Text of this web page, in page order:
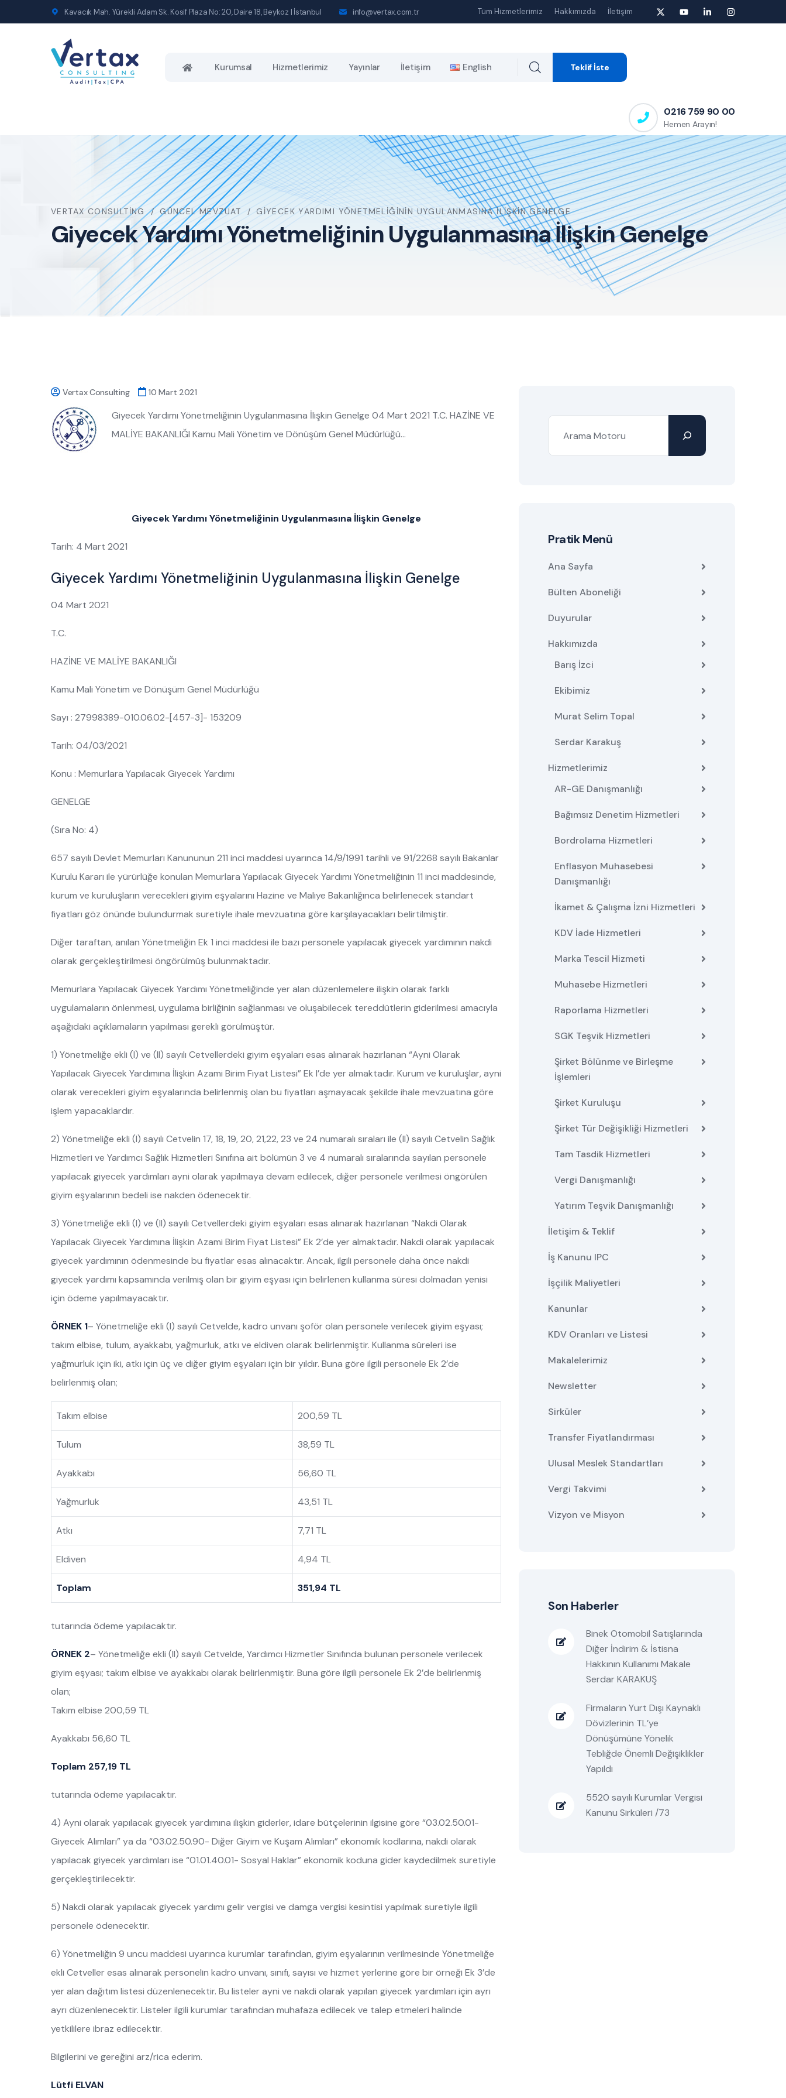
Kavacık Mah. Yürekli Adam Sk. Kosif Plaza No: 20, Daire 18, Beykoz | İstanbul info@vertax.com.tr Tüm Hizmetlerimiz Hakkımızda İletişim
Kurumsal Hizmetlerimiz Yayınlar İletişim English Teklif İste
0216 759 90 00
Hemen Arayın!
VERTAX CONSULTING GÜNCEL MEVZUAT GIYECEK YARDIMI YÖNETMELIĞININ UYGULANMASINA İLIŞKIN GENELGE
Giyecek Yardımı Yönetmeliğinin Uygulanmasına İlişkin Genelge
Vertax Consulting 10 Mart 2021
Giyecek Yardımı Yönetmeliğinin Uygulanmasına İlişkin Genelge 04 Mart 2021 T.C. HAZİNE VE
MALİYE BAKANLIĞI Kamu Mali Yönetim ve Dönüşüm Genel Müdürlüğü…
Giyecek Yardımı Yönetmeliğinin Uygulanmasına İlişkin Genelge
Tarih: 4 Mart 2021
Giyecek Yardımı Yönetmeliğinin Uygulanmasına İlişkin Genelge
04 Mart 2021
T.C.
HAZİNE VE MALİYE BAKANLIĞI
Kamu Mali Yönetim ve Dönüşüm Genel Müdürlüğü
Sayı : 27998389-010.06.02-[457-3]- 153209
Tarih: 04/03/2021
Konu : Memurlara Yapılacak Giyecek Yardımı
GENELGE
(Sıra No: 4)
657 sayılı Devlet Memurları Kanununun 211 inci maddesi uyarınca 14/9/1991 tarihli ve 91/2268 sayılı Bakanlar
Kurulu Kararı ile yürürlüğe konulan Memurlara Yapılacak Giyecek Yardımı Yönetmeliğinin 11 inci maddesinde,
kurum ve kuruluşların verecekleri giyim eşyalarını Hazine ve Maliye Bakanlığınca belirlenecek standart
fiyatları göz önünde bulundurmak suretiyle ihale mevzuatına göre karşılayacakları belirtilmiştir.
Diğer taraftan, anılan Yönetmeliğin Ek 1 inci maddesi ile bazı personele yapılacak giyecek yardımının nakdi
olarak gerçekleştirilmesi öngörülmüş bulunmaktadır.
Memurlara Yapılacak Giyecek Yardımı Yönetmeliğinde yer alan düzenlemelere ilişkin olarak farklı
uygulamaların önlenmesi, uygulama birliğinin sağlanması ve oluşabilecek tereddütlerin giderilmesi amacıyla
aşağıdaki açıklamaların yapılması gerekli görülmüştür.
1) Yönetmeliğe ekli (I) ve (II) sayılı Cetvellerdeki giyim eşyaları esas alınarak hazırlanan “Ayni Olarak
Yapılacak Giyecek Yardımına İlişkin Azami Birim Fiyat Listesi” Ek l’de yer almaktadır. Kurum ve kuruluşlar, ayni
olarak verecekleri giyim eşyalarında belirlenmiş olan bu fiyatları aşmayacak şekilde ihale mevzuatına göre
işlem yapacaklardır.
2) Yönetmeliğe ekli (I) sayılı Cetvelin 17, 18, 19, 20, 21,22, 23 ve 24 numaralı sıraları ile (II) sayılı Cetvelin Sağlık
Hizmetleri ve Yardımcı Sağlık Hizmetleri Sınıfına ait bölümün 3 ve 4 numaralı sıralarında sayılan personele
yapılacak giyecek yardımları ayni olarak yapılmaya devam edilecek, diğer personele verilmesi öngörülen
giyim eşyalarının bedeli ise nakden ödenecektir.
3) Yönetmeliğe ekli (I) ve (II) sayılı Cetvellerdeki giyim eşyaları esas alınarak hazırlanan “Nakdi Olarak
Yapılacak Giyecek Yardımına İlişkin Azami Birim Fiyat Listesi” Ek 2’de yer almaktadır. Nakdi olarak yapılacak
giyecek yardımının ödenmesinde bu fiyatlar esas alınacaktır. Ancak, ilgili personele daha önce nakdi
giyecek yardımı kapsamında verilmiş olan bir giyim eşyası için belirlenen kullanma süresi dolmadan yenisi
için ödeme yapılmayacaktır.
ÖRNEK 1– Yönetmeliğe ekli (I) sayılı Cetvelde, kadro unvanı şoför olan personele verilecek giyim eşyası;
takım elbise, tulum, ayakkabı, yağmurluk, atkı ve eldiven olarak belirlenmiştir. Kullanma süreleri ise
yağmurluk için iki, atkı için üç ve diğer giyim eşyaları için bir yıldır. Buna göre ilgili personele Ek 2’de
belirlenmiş olan;
Takım elbise 200,59 TL
Tulum 38,59 TL
Ayakkabı 56,60 TL
Yağmurluk 43,51 TL
Atkı 7,71 TL
Eldiven 4,94 TL
Toplam 351,94 TL
tutarında ödeme yapılacaktır.
ÖRNEK 2– Yönetmeliğe ekli (II) sayılı Cetvelde, Yardımcı Hizmetler Sınıfında bulunan personele verilecek
giyim eşyası; takım elbise ve ayakkabı olarak belirlenmiştir. Buna göre ilgili personele Ek 2’de belirlenmiş
olan;
Takım elbise 200,59 TL
Ayakkabı 56,60 TL
Toplam 257,19 TL
tutarında ödeme yapılacaktır.
4) Ayni olarak yapılacak giyecek yardımına ilişkin giderler, idare bütçelerinin ilgisine göre “03.02.50.01-
Giyecek Alımları” ya da “03.02.50.90- Diğer Giyim ve Kuşam Alımları” ekonomik kodlarına, nakdi olarak
yapılacak giyecek yardımları ise “01.01.40.01- Sosyal Haklar” ekonomik koduna gider kaydedilmek suretiyle
gerçekleştirilecektir.
5) Nakdi olarak yapılacak giyecek yardımı gelir vergisi ve damga vergisi kesintisi yapılmak suretiyle ilgili
personele ödenecektir.
6) Yönetmeliğin 9 uncu maddesi uyarınca kurumlar tarafından, giyim eşyalarının verilmesinde Yönetmeliğe
ekli Cetveller esas alınarak personelin kadro unvanı, sınıfı, sayısı ve hizmet yerlerine göre bir örneği Ek 3’de
yer alan dağıtım listesi düzenlenecektir. Bu listeler ayni ve nakdi olarak yapılan giyecek yardımları için ayrı
ayrı düzenlenecektir. Listeler ilgili kurumlar tarafından muhafaza edilecek ve talep etmeleri halinde
yetkililere ibraz edilecektir.
Bilgilerini ve gereğini arz/rica ederim.
Lütfi ELVAN
Pratik Menü
Ana Sayfa
Bülten Aboneliği
Duyurular
Hakkımızda
Barış İzci
Ekibimiz
Murat Selim Topal
Serdar Karakuş
Hizmetlerimiz
AR-GE Danışmanlığı
Bağımsız Denetim Hizmetleri
Bordrolama Hizmetleri
Enflasyon Muhasebesi
Danışmanlığı
İkamet & Çalışma İzni Hizmetleri
KDV İade Hizmetleri
Marka Tescil Hizmeti
Muhasebe Hizmetleri
Raporlama Hizmetleri
SGK Teşvik Hizmetleri
Şirket Bölünme ve Birleşme
İşlemleri
Şirket Kuruluşu
Şirket Tür Değişikliği Hizmetleri
Tam Tasdik Hizmetleri
Vergi Danışmanlığı
Yatırım Teşvik Danışmanlığı
İletişim & Teklif
İş Kanunu IPC
İşçilik Maliyetleri
Kanunlar
KDV Oranları ve Listesi
Makalelerimiz
Newsletter
Sirküler
Transfer Fiyatlandırması
Ulusal Meslek Standartları
Vergi Takvimi
Vizyon ve Misyon
Son Haberler
Binek Otomobil Satışlarında
Diğer İndirim & İstisna
Hakkının Kullanımı Makale
Serdar KARAKUŞ
Firmaların Yurt Dışı Kaynaklı
Dövizlerinin TL’ye
Dönüşümüne Yönelik
Tebliğde Önemli Değişiklikler
Yapıldı
5520 sayılı Kurumlar Vergisi
Kanunu Sirküleri /73